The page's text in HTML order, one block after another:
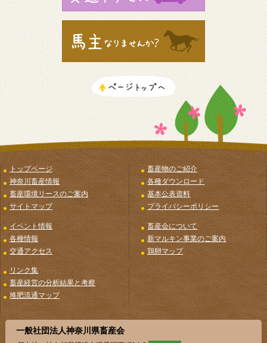
トップページ
神奈川畜産情報
畜産環境リースのご案内
サイトマップ
畜産物のご紹介
各種ダウンロード
基本公表資料
プライバシーポリシー
イベント情報
各種情報
交通アクセス
畜産会について
新マルキン事業のご案内
鶏卵マップ
リンク集
畜産経営の分析結果と考察
堆肥流通マップ
一般社団法人神奈川県畜産会